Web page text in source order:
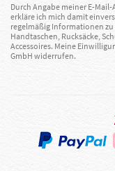
Durch Angabe meiner E-
erkläre ich mich damit
regelmäßig Informationen
Handtaschen, Rucksäcke,
Accessoires. Meine
GmbH widerrufen.